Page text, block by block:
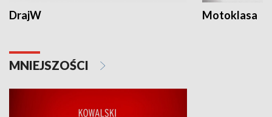
DrajW Motoklasa
MNIEJSZOŚCI